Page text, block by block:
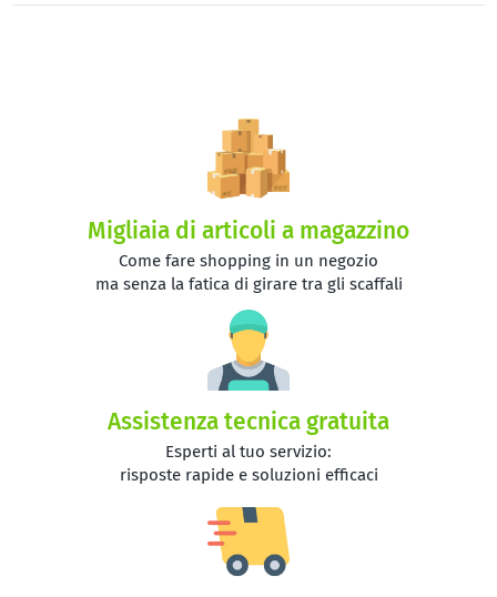
Migliaia di articoli a magazzino
Come fare shopping in un negozio
ma senza la fatica di girare tra gli scaffali
Assistenza tecnica gratuita
Esperti al tuo servizio:
risposte rapide e soluzioni efficaci